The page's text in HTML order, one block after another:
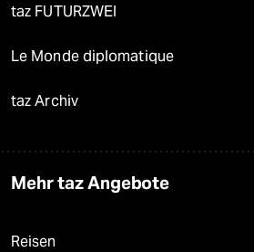
taz FUTURZWEI
Le Monde diplomatique
taz Archiv
Mehr taz Angebote
Reisen